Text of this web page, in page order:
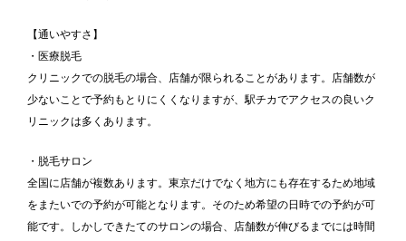
【通いやすさ】
・医療脱毛
クリニックでの脱毛の場合、店舗が限られることがあります。店舗数が
少ないことで予約もとりにくくなりますが、駅チカでアクセスの良いク
リニックは多くあります。
・脱毛サロン
全国に店舗が複数あります。東京だけでなく地方にも存在するため地域
をまたいでの予約が可能となります。そのため希望の日時での予約が可
能です。しかしできたてのサロンの場合、店舗数が伸びるまでには時間